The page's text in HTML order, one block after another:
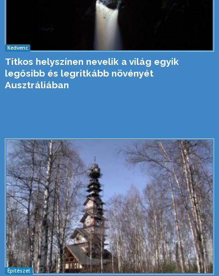
Kedvenc
Titkos helyszínen nevelik a világ egyik
legősibb és legritkább növényét
Ausztráliában
Építészet